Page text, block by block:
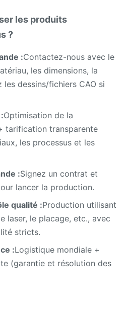
les produits
?
:Contactez-nous avec le
les dimensions, la
dessins/fichiers CAO si
Optimisation de la
tarification transparente
les processus et les
:Signez un contrat et
lancer la production.
qualité :Production utilisant
laser, le placage, etc., avec
stricts.
:Logistique mondiale +
(garantie et résolution des